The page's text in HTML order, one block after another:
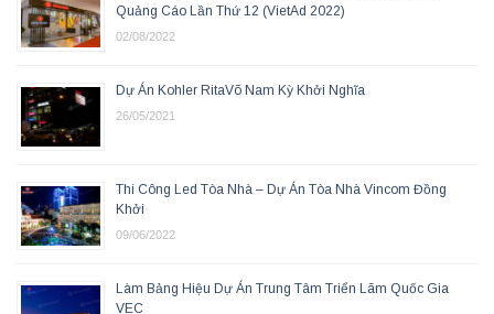
Quảng Cáo Lần Thứ 12 (VietAd 2022)
02/08/2022
Dự Án Kohler RitaVõ Nam Kỳ Khởi Nghĩa
26/05/2021
Thi Công Led Tòa Nhà – Dự Án Tòa Nhà Vincom Đồng
Khởi
09/06/2022
Làm Bảng Hiệu Dự Án Trung Tâm Triển Lãm Quốc Gia
VEC